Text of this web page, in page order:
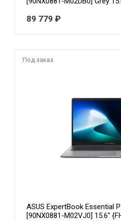
89 779 ₽
Под заказ
ASUS ExpertBook Essential
[90NX0881-M02VJ0] 15.6"